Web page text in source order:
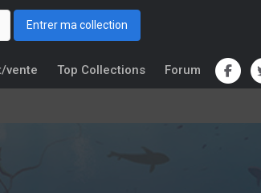
Entrer ma collection
vente Top Collections Forum